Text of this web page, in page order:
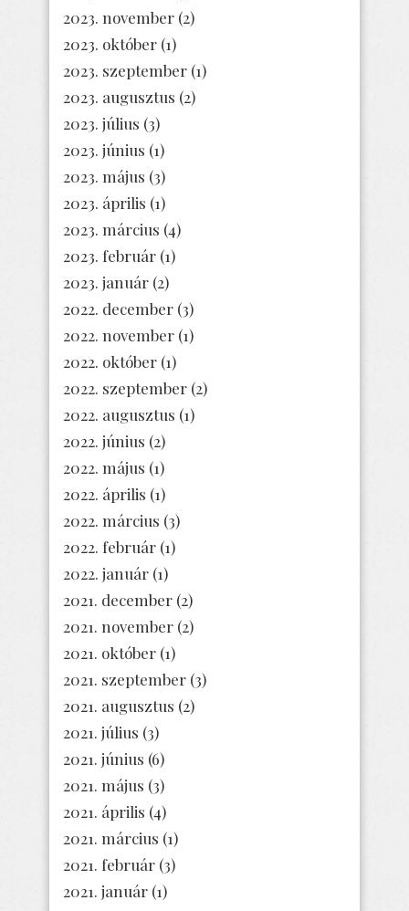
2023. november (2)
2023. október (1)
2023. szeptember (1)
2023. augusztus (2)
2023. július (3)
2023. június (1)
2023. május (3)
2023. április (1)
2023. március (4)
2023. február (1)
2023. január (2)
2022. december (3)
2022. november (1)
2022. október (1)
2022. szeptember (2)
2022. augusztus (1)
2022. június (2)
2022. május (1)
2022. április (1)
2022. március (3)
2022. február (1)
2022. január (1)
2021. december (2)
2021. november (2)
2021. október (1)
2021. szeptember (3)
2021. augusztus (2)
2021. július (3)
2021. június (6)
2021. május (3)
2021. április (4)
2021. március (1)
2021. február (3)
2021. január (1)